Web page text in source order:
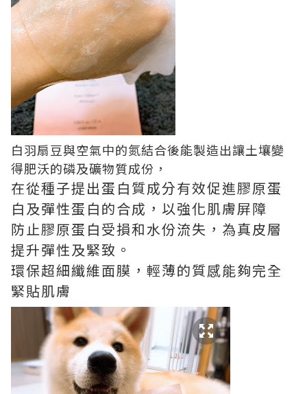
白羽扇豆與空氣中的氮結合後能製造出讓土壤變
得肥沃的磷及礦物質成份，
在從種子提出蛋白質成分有效促進膠原蛋
白及彈性蛋白的合成，以強化肌膚屏障
防止膠原蛋白受損和水份流失，為真皮層
提升彈性及緊致。
環保超細纖維面膜，輕薄的質感能夠完全
緊貼肌膚